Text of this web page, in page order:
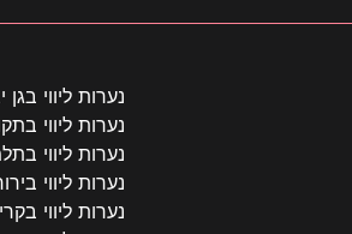
נערות ליווי בגן
נערות ליווי
נערות ליווי
נערות ליווי
נערות ליווי